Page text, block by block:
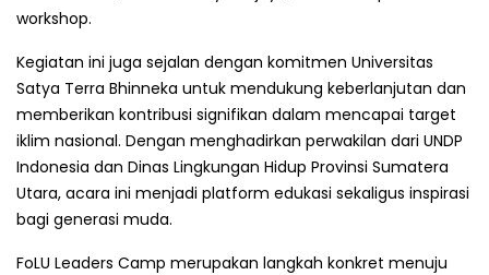
workshop.
Kegiatan ini juga sejalan dengan komitmen Universitas
Satya Terra Bhinneka untuk mendukung keberlanjutan dan
memberikan kontribusi signifikan dalam mencapai target
iklim nasional. Dengan menghadirkan perwakilan dari UNDP
Indonesia dan Dinas Lingkungan Hidup Provinsi Sumatera
Utara, acara ini menjadi platform edukasi sekaligus inspirasi
bagi generasi muda.
FoLU Leaders Camp merupakan langkah konkret menuju